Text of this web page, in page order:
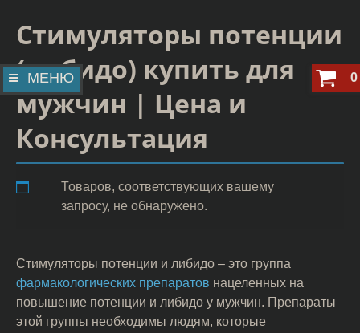
МЕНЮ
Стимуляторы потенции
(либидо) купить для
мужчин | Цена и
Консультация
Товаров, соответствующих вашему
запросу, не обнаружено.
Стимуляторы потенции и либидо – это группа
фармакологических препаратов нацеленных на
повышение потенции и либидо у мужчин. Препараты
этой группы необходимы людям, которые
0